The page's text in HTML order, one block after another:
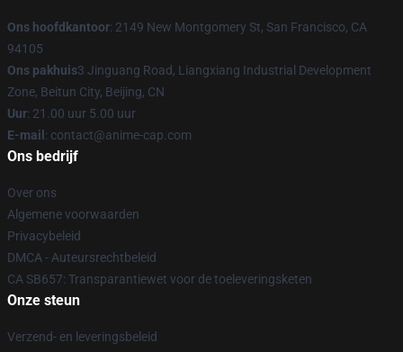
Ons hoofdkantoor: 2149 New Montgomery St, San Francisco, CA
94105
Ons pakhuis3 Jinguang Road, Liangxiang Industrial Development
Zone, Beitun City, Beijing, CN
Uur: 21.00 uur 5.00 uur
E-mail : contact@anime-cap.com
Ons bedrijf
Over ons
Algemene voorwaarden
Privacybeleid
DMCA - Auteursrechtbeleid
CA SB657: Transparantiewet voor de toeleveringsketen
Onze steun
Verzend- en leveringsbeleid